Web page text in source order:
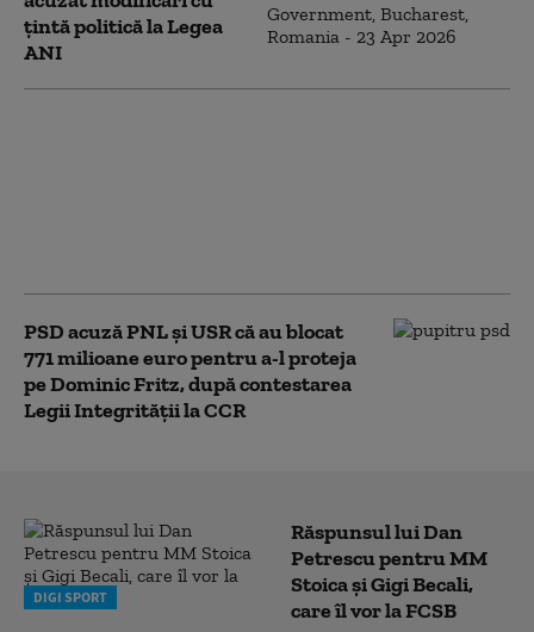
țintă politică la Legea
ANI
PSD acuză PNL şi USR că au blocat
771 milioane euro pentru a-l proteja
pe Dominic Fritz, după contestarea
Legii Integrității la CCR
DIGI SPORT
Răspunsul lui Dan
Petrescu pentru MM
Stoica și Gigi Becali,
care îl vor la FCSB